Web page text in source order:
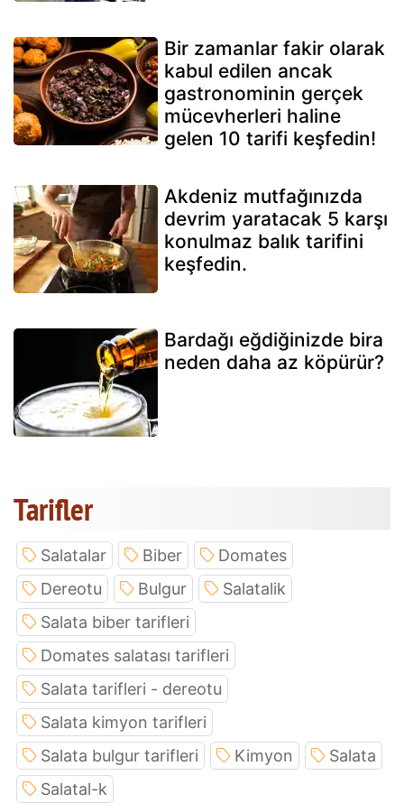
Bir zamanlar fakir olarak
kabul edilen ancak
gastronominin gerçek
mücevherleri haline
gelen 10 tarifi keşfedin!
Akdeniz mutfağınızda
devrim yaratacak 5 karşı
konulmaz balık tarifini
keşfedin.
Bardağı eğdiğinizde bira
neden daha az köpürür?
Tarifler
Salatalar Biber
Domates
Dereotu
Bulgur
Salatalik
Salata biber tarifleri
Domates salatası tarifleri
Salata tarifleri - dereotu
Salata kimyon tarifleri
Salata bulgur tarifleri
Kimyon
Salata
Salatal-k